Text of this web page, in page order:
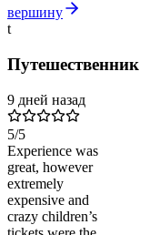
вершину
t
Путешественник
9 дней назад
5/5
Experience was
great, however
extremely
expensive and
crazy children’s